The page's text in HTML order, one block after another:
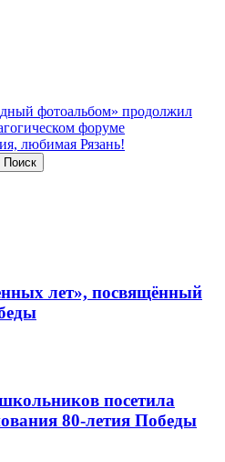
фотоальбом» продолжил
форуме
любимая Рязань!
Поиск
лет», посвящённый
посетила
80-летия Победы